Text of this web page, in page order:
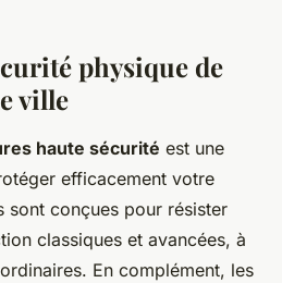
physique de
ville
haute sécurité est une
efficacement votre
sont conçues pour résister
classiques et avancées, à
En complément, les